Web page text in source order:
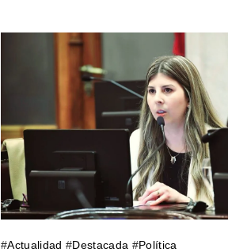
#Actualidad #Destacada #Política